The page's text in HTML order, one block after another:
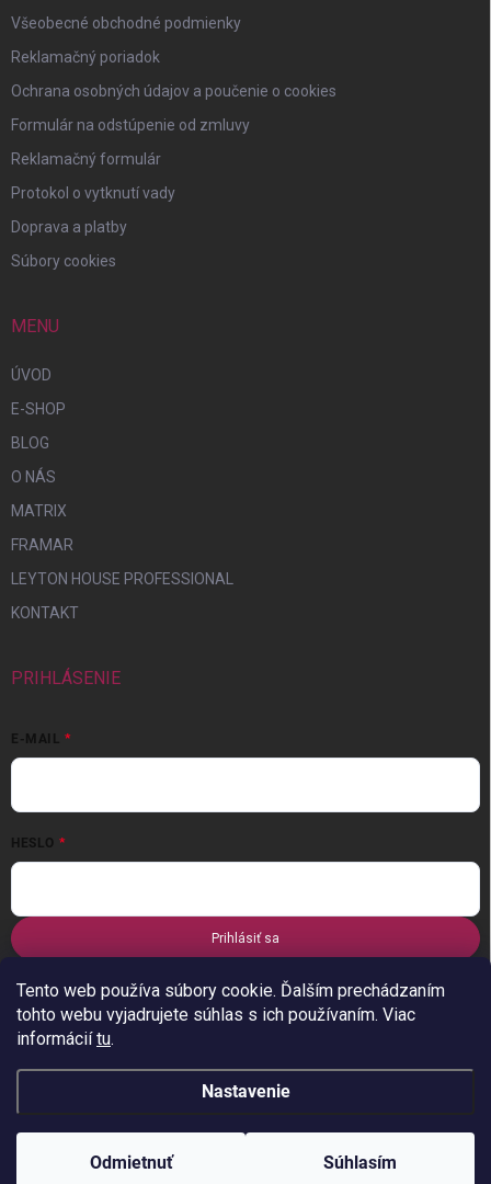
Tento web používa súbory cookie. Ďalším prechádzaním
tohto webu vyjadrujete súhlas s ich používaním. Viac
informáciítu.
Nastavenie
Odmietnuť Súhlasím
Všeobecné obchodné podmienky
Reklamačný poriadok
Ochrana osobných údajov a poučenie o cookies
Formulár na odstúpenie od zmluvy
Reklamačný formulár
Protokol o vytknutí vady
Doprava a platby
Súbory cookies
MENU
ÚVOD
E-SHOP
BLOG
O NÁS
MATRIX
FRAMAR
LEYTON HOUSE PROFESSIONAL
KONTAKT
PRIHLÁSENIE
E-MAIL
HESLO
Prihlásiť sa
Copyright 2026 . Všetky práva vyhradené.